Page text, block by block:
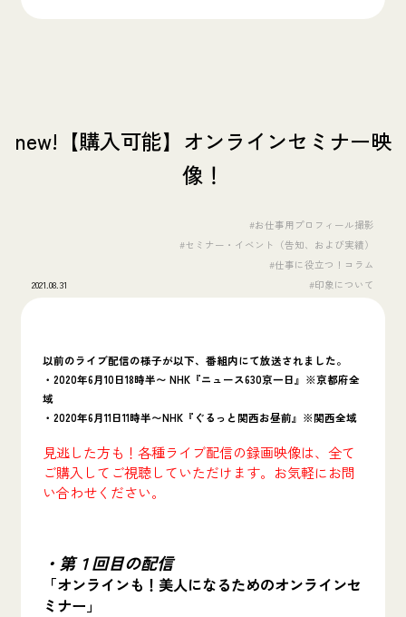
new!【購入可能】オンラインセミナー映
像！
2021.08.31
#お仕事用プロフィール撮影
#セミナー・イベント（告知、および実績）
#仕事に役立つ！コラム
#印象について
以前のライブ配信の様子が以下、番組内にて放送されました。
・2020年6月10日18時半〜 NHK『ニュース630京一日』※京都府全
域
・2020年6月11日11時半〜NHK『ぐるっと関西お昼前』※関西全域
見逃した方も！各種ライブ配信の録画映像は、全て
ご購入してご視聴していただけます。お気軽にお問
い合わせください。
・第１回目の配信
「オンラインも！美人になるためのオンラインセ
ミナー」